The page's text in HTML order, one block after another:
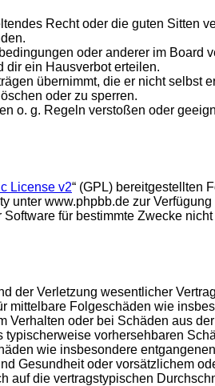
Recht oder die guten Sitten
oder anderer im Board
dir ein Hausverbot erteilen.
übernimmt, die er nicht selbst
oder zu sperren.
o. g. Regeln verstoßen oder
License v2“ (GPL) bereitgestellten
www.phpbb.de zur
für bestimmte Zwecke
der Verletzung wesentlicher
mittelbare Folgeschäden wie
oder bei Schäden aus
vorhersehbaren
wie insbesondere
Gesundheit oder vorsätzlichem
die vertragstypischen